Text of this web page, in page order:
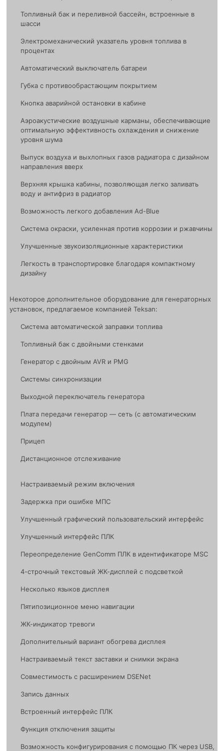
Топливный бак и переливной бассейн, встроенные в
шасси
Электромеханический указатель уровня топлива в
процентах
Автоматический выключатель батареи
Губка с противообрастающим покрытием
Кнопка аварийной остановки в кабине
Аэроакустические воздушные карманы, обеспечивающие
оптимальную эффективность охлаждения и снижение
уровня шума
Выпуск воздуха и выхлопных газов радиатора с дизайном
направления вверх
Верхняя крышка кабины, позволяющая легко заливать
воду и антифриз в радиатор
Возможность легкого добавления Ad-Blue
Система окраски, усиленная против коррозии и ржавчины
Улучшенные звукоизоляционные характеристики
Легкость в транспортировке благодаря компактному
дизайну
Некоторое дополнительное оборудование для генераторных
установок, предлагаемое компанией Teksan:
Система автоматической заправки топлива
Топливный бак с двойными стенками
Генератор с двойным AVR и PMG
Системы синхронизации
Выходной переключатель генератора
Плата передачи генератор — сеть (с автоматическим
модулем)
Прицеп
Дистанционное отслеживание
Настраиваемый режим включения
Задержка при ошибке МПС
Улучшенный графический пользовательский интерфейс
Улучшенный интерфейс ПЛК
Переопределение GenComm ПЛК в идентификаторе MSC
4-строчный текстовый ЖК-дисплей с подсветкой
Несколько языков дисплея
Пятипозиционное меню навигации
ЖК-индикатор тревоги
Дополнительный вариант обогрева дисплея
Настраиваемый текст заставки и снимки экрана
Совместимость с расширением DSENet
Запись данных
Встроенный интерфейс ПЛК
Функция отключения защиты
Возможность конфигурирования с помощью ПК через USB,